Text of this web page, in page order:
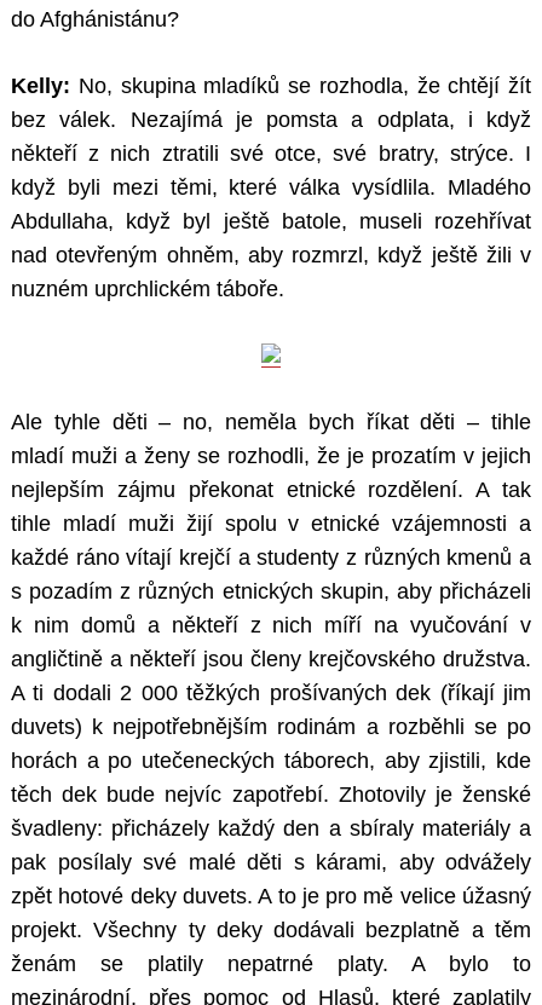
do Afghánistánu?
Kelly: No, skupina mladíků se rozhodla, že chtějí žít
bez válek. Nezajímá je pomsta a odplata, i když
někteří z nich ztratili své otce, své bratry, strýce. I
když byli mezi těmi, které válka vysídlila. Mladého
Abdullaha, když byl ještě batole, museli rozehřívat
nad otevřeným ohněm, aby rozmrzl, když ještě žili v
nuzném uprchlickém táboře.
Ale tyhle děti – no, neměla bych říkat děti – tihle
mladí muži a ženy se rozhodli, že je prozatím v jejich
nejlepším zájmu překonat etnické rozdělení. A tak
tihle mladí muži žijí spolu v etnické vzájemnosti a
každé ráno vítají krejčí a studenty z různých kmenů a
s pozadím z různých etnických skupin, aby přicházeli
k nim domů a někteří z nich míří na vyučování v
angličtině a někteří jsou členy krejčovského družstva.
A ti dodali 2 000 těžkých prošívaných dek (říkají jim
duvets) k nejpotřebnějším rodinám a rozběhli se po
horách a po utečeneckých táborech, aby zjistili, kde
těch dek bude nejvíc zapotřebí. Zhotovily je ženské
švadleny: přicházely každý den a sbíraly materiály a
pak posílaly své malé děti s kárami, aby odvážely
zpět hotové deky duvets. A to je pro mě velice úžasný
projekt. Všechny ty deky dodávali bezplatně a těm
ženám se platily nepatrné platy. A bylo to
mezinárodní, přes pomoc od Hlasů, které zaplatily